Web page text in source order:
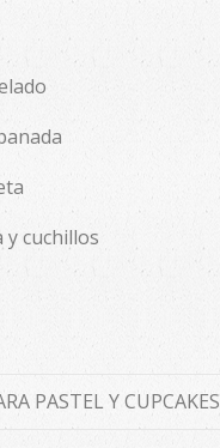
cuchillos
PASTEL Y CUPCAKES